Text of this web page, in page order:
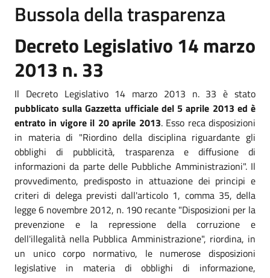
Bussola della trasparenza
Decreto Legislativo 14 marzo
2013 n. 33
Il Decreto Legislativo 14 marzo 2013 n. 33 è stato
pubblicato sulla Gazzetta ufficiale del 5 aprile 2013 ed è
entrato in vigore il 20 aprile 2013. Esso reca disposizioni
in materia di "Riordino della disciplina riguardante gli
obblighi di pubblicità, trasparenza e diffusione di
informazioni da parte delle Pubbliche Amministrazioni". Il
provvedimento, predisposto in attuazione dei principi e
criteri di delega previsti dall'articolo 1, comma 35, della
legge 6 novembre 2012, n. 190 recante "Disposizioni per la
prevenzione e la repressione della corruzione e
dell'illegalità nella Pubblica Amministrazione", riordina, in
un unico corpo normativo, le numerose disposizioni
legislative in materia di obblighi di informazione,